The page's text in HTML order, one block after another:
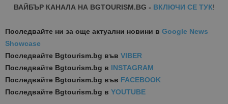
ВАЙБЪР КАНАЛА НА BGTOURISM.BG - ВКЛЮЧИ СЕ ТУК!
Последвайте ни за още актуални новини в Google News
Showcase
Последвайте Bgtourism.bg във VIBER
Последвайте Bgtourism.bg в INSTAGRAM
Последвайте Bgtourism.bg във FACEBOOK
Последвайте Bgtourism.bg в YOUTUBE